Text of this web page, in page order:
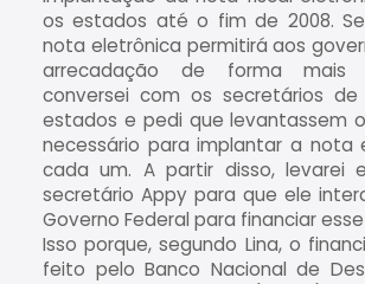
os estados até o fim de 2008.
nota eletrônica permitirá aos
arrecadação de forma mais
conversei com os secretários de
estados e pedi que levantassem
necessário para implantar a nota
cada um. A partir disso, levarei
secretário Appy para que ele
Governo Federal para financiar
Isso porque, segundo Lina, o
feito pelo Banco Nacional de